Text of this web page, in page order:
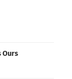
Ours